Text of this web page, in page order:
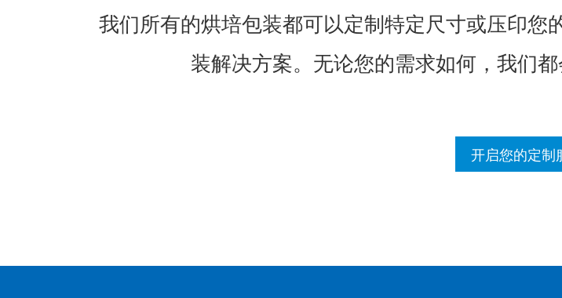
我们所有的烘培包装都可以定制特定尺寸或压印
装解决方案。无论您的需求如何，我们
开启您的定制